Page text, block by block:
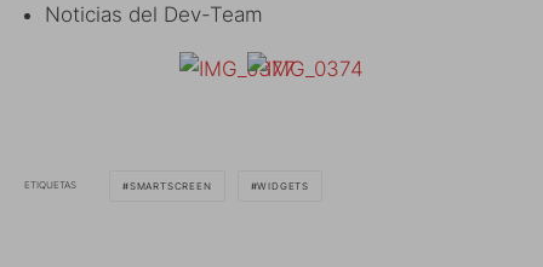
Noticias del Dev-Team
ETIQUETAS SMARTSCREEN WIDGETS